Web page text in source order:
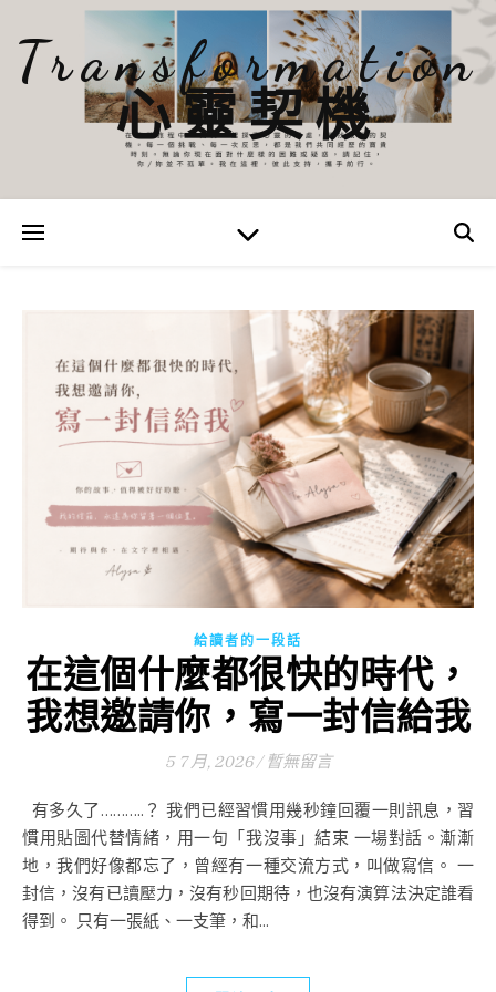
Transformation
心靈契機
給讀者的一段話
在這個什麼都很快的時代，
我想邀請你，寫一封信給我
5 7 月, 2026 / 暫無留言
有多久了………..？ 我們已經習慣用幾秒鐘回覆一則訊息，習
慣用貼圖代替情緒，用一句「我沒事」結束 一場對話。漸漸
地，我們好像都忘了，曾經有一種交流方式，叫做寫信。 一
封信，沒有已讀壓力，沒有秒回期待，也沒有演算法決定誰看
得到。 只有一張紙、一支筆，和...